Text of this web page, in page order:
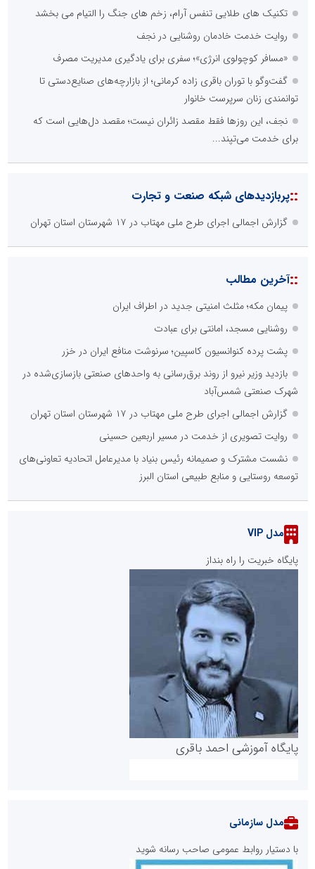
تکنیک های طلایی تنفس آرام، زخم های جنگ را التیام می بخشد
روایت خدمت خادمان روشنایی در نجف
«مسافر کوچولوی انرژی»؛ سفری برای یادگیری مدیریت مصرف
گفت‌وگو با توران باقری‌ زاده کرمانی؛ از بازارچه‌های صنایع‌دستی تا
توانمندی زنان سرپرست خانوار
نجف، این روزها فقط مقصد زائران نیست؛ مقصد دل‌هایی است که
برای خدمت می‌تپند...
::پربازدیدهای شبکه صنعت و تجارت
گزارش اجمالی اجرای طرح ملی مهتاب در ۱۷ شهرستان استان تهران
::آخرین مطالب
پیمان مکه؛ مثلث امنیتی جدید در اطراف ایران
روشنایی مسجد، امانتی برای عبادت
پشت پرده کنوانسیون کاسپین؛ سرنوشت منافع ایران در خزر
بازدید وزیر نیرو از روند برق‌رسانی به واحدهای صنعتی بازسازی‌شده در
شهرک صنعتی شمس‌آباد
گزارش اجمالی اجرای طرح ملی مهتاب در ۱۷ شهرستان استان تهران
روایت تصویری از خدمت در مسیر اربعین حسینی
نشست مشترک و صمیمانه رئیس بنیاد با مدیرعامل اتحادیه تعاونی‌های
توسعه روستایی و منابع طبیعی استان البرز
مدل VIP
پایگاه خبریت را راه بنداز
پایگاه آموزشی احمد باقری
مدل سازمانی
با دستیار روابط عمومی صاحب رسانه شوید